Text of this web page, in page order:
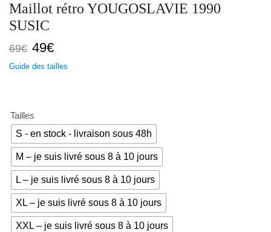
Maillot rétro YOUGOSLAVIE 1990
SUSIC
69€ Le
initial
49€Le
actuel
Guide des tailles
Tailles
S - en stock - livraison sous 48h
M – je suis livré sous 8 à 10 jours
L – je suis livré sous 8 à 10 jours
XL – je suis livré sous 8 à 10 jours
XXL – je suis livré sous 8 à 10 jours